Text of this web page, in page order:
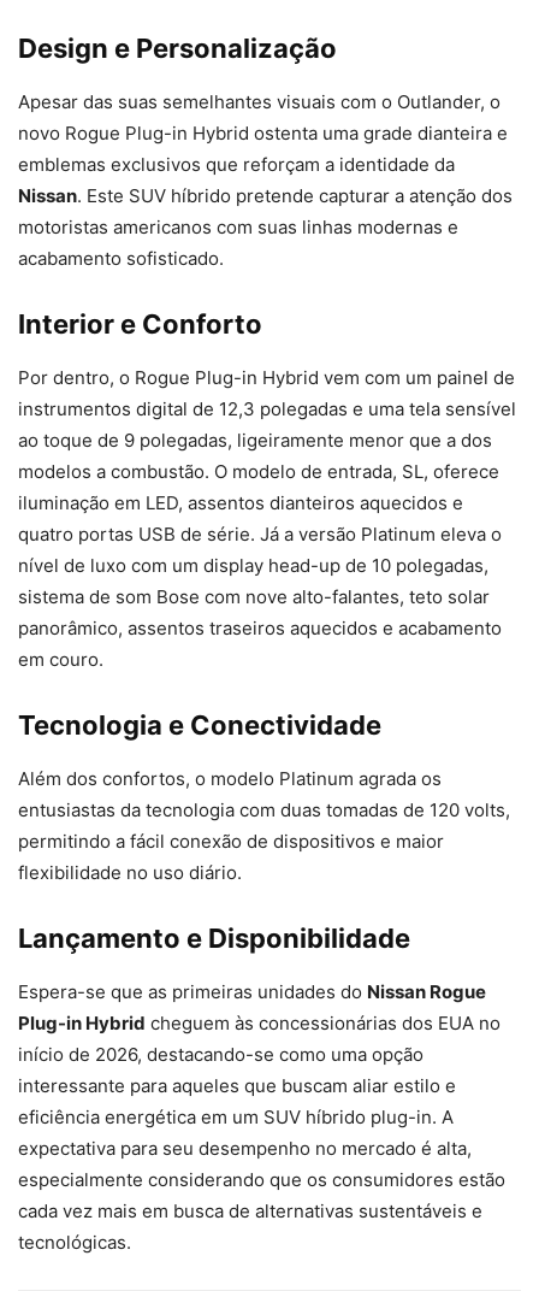
Design e Personalização
Apesar das suas semelhantes visuais com o Outlander, o
novo Rogue Plug-in Hybrid ostenta uma grade dianteira e
emblemas exclusivos que reforçam a identidade da
Nissan. Este SUV híbrido pretende capturar a atenção dos
motoristas americanos com suas linhas modernas e
acabamento sofisticado.
Interior e Conforto
Por dentro, o Rogue Plug-in Hybrid vem com um painel de
instrumentos digital de 12,3 polegadas e uma tela sensível
ao toque de 9 polegadas, ligeiramente menor que a dos
modelos a combustão. O modelo de entrada, SL, oferece
iluminação em LED, assentos dianteiros aquecidos e
quatro portas USB de série. Já a versão Platinum eleva o
nível de luxo com um display head-up de 10 polegadas,
sistema de som Bose com nove alto-falantes, teto solar
panorâmico, assentos traseiros aquecidos e acabamento
em couro.
Tecnologia e Conectividade
Além dos confortos, o modelo Platinum agrada os
entusiastas da tecnologia com duas tomadas de 120 volts,
permitindo a fácil conexão de dispositivos e maior
flexibilidade no uso diário.
Lançamento e Disponibilidade
Espera-se que as primeiras unidades do Nissan Rogue
Plug-in Hybrid cheguem às concessionárias dos EUA no
início de 2026, destacando-se como uma opção
interessante para aqueles que buscam aliar estilo e
eficiência energética em um SUV híbrido plug-in. A
expectativa para seu desempenho no mercado é alta,
especialmente considerando que os consumidores estão
cada vez mais em busca de alternativas sustentáveis e
tecnológicas.